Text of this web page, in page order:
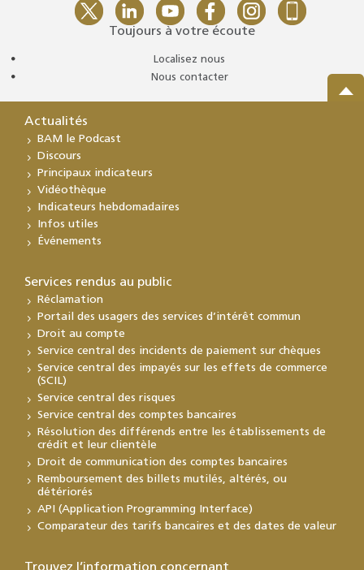
Toujours à votre écoute
Localisez nous
Nous contacter
Actualités
BAM le Podcast
Discours
Principaux indicateurs
Vidéothèque
Indicateurs hebdomadaires
Infos utiles
Événements
Services rendus au public
Réclamation
Portail des usagers des services d’intérêt commun
Droit au compte
Service central des incidents de paiement sur chèques
Service central des impayés sur les effets de commerce
(SCIL)
Service central des risques
Service central des comptes bancaires
Résolution des différends entre les établissements de
crédit et leur clientèle
Droit de communication des comptes bancaires
Remboursement des billets mutilés, altérés, ou
détériorés
API (Application Programming Interface)
Comparateur des tarifs bancaires et des dates de valeur